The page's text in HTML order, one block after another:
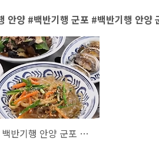
안양 #백반기행 군포 #백반기행 안양
허영만의 백반기행 안양 군포 밥상 편 맛집 총정리